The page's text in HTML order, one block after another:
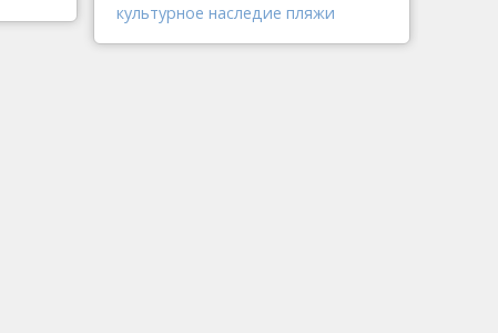
культурное наследие пляжи